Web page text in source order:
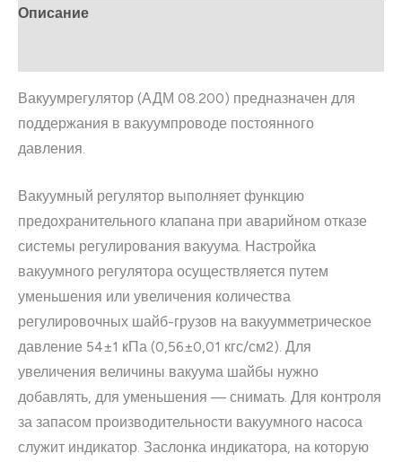
Описание
Вакуумрегулятор (АДМ 08.200) предназначен для
поддержания в вакуумпроводе постоянного
давления.
Вакуумный регулятор выполняет функцию
предохранительного клапана при аварийном отказе
системы регулирования вакуума. Настройка
вакуумного регулятора осуществляется путем
уменьшения или увеличения количества
регулировочных шайб-грузов на вакуумметрическое
давление 54±1 кПа (0,56±0,01 кгс/см2). Для
увеличения величины вакуума шайбы нужно
добавлять, для уменьшения — снимать. Для контроля
за запасом производительности вакуумного насоса
служит индикатор. Заслонка индикатора, на которую